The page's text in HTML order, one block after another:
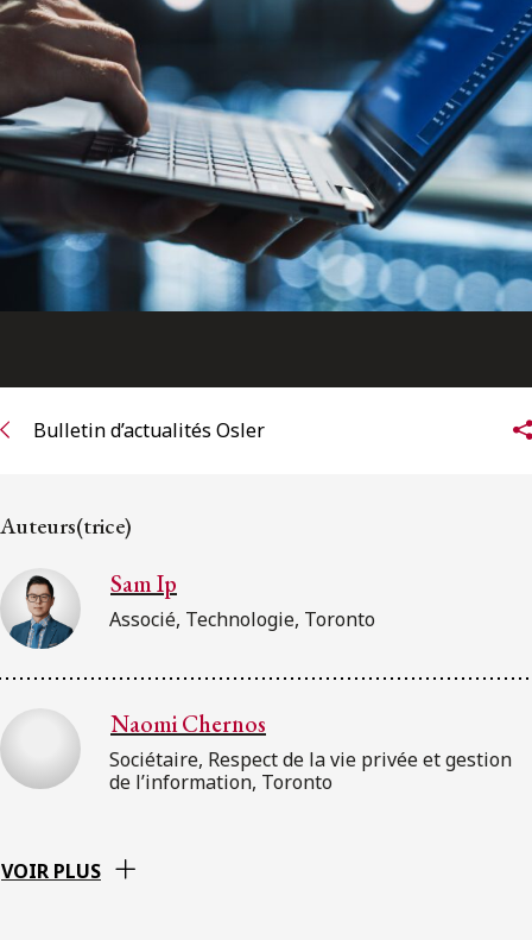
Bulletin d’actualités Osler
Auteurs(trice)
Sam Ip
Associé, Technologie, Toronto
Naomi Chernos
Sociétaire, Respect de la vie privée et gestion
de l’information, Toronto
VOIR PLUS